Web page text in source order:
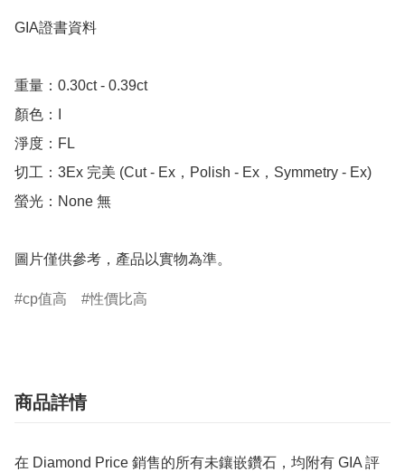
GIA證書資料
重量：0.30ct - 0.39ct
顏色：I
淨度：FL
切工：3Ex 完美 (Cut - Ex，Polish - Ex，Symmetry - Ex)
螢光：None 無
圖片僅供參考，產品以實物為準。
cp值高 性價比高
商品詳情
在 Diamond Price 銷售的所有未鑲嵌鑽石，均附有 GIA 評